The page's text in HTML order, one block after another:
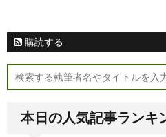
購読する
本日の人気記事ランキ